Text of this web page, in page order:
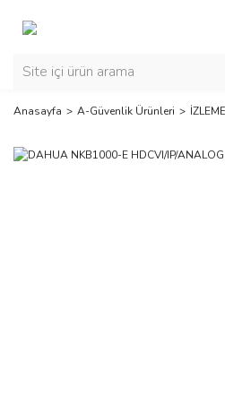
Anasayfa A-Güvenlik Ürünleri